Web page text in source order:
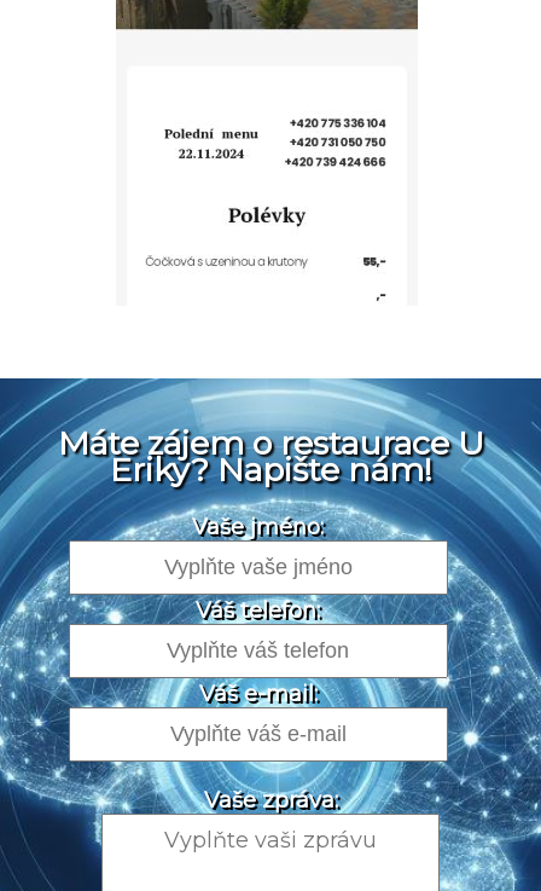
Máte zájem o restaurace U
Eriky? Napište nám!
Vaše jméno:
Váš telefon:
Váš e-mail:
Vaše zpráva: